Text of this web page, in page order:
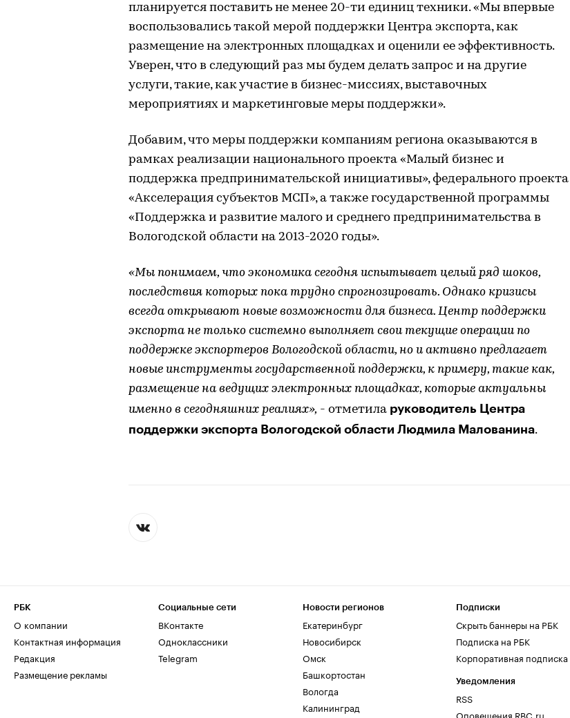
планируется поставить не менее 20-ти единиц техники. «Мы впервые
воспользовались такой мерой поддержки Центра экспорта, как
размещение на электронных площадках и оценили ее эффективность.
Уверен, что в следующий раз мы будем делать запрос и на другие
услуги, такие, как участие в бизнес-миссиях, выставочных
мероприятиях и маркетинговые меры поддержки».
Добавим, что меры поддержки компаниям региона оказываются в
рамках реализации национального проекта «Малый бизнес и
поддержка предпринимательской инициативы», федерального проекта
«Акселерация субъектов МСП», а также государственной программы
«Поддержка и развитие малого и среднего предпринимательства в
Вологодской области на 2013-2020 годы».
«Мы понимаем, что экономика сегодня испытывает целый ряд шоков,
последствия которых пока трудно спрогнозировать. Однако кризисы
всегда открывают новые возможности для бизнеса. Центр поддержки
экспорта не только системно выполняет свои текущие операции по
поддержке экспортеров Вологодской области, но и активно предлагает
новые инструменты государственной поддержки, к примеру, такие как,
размещение на ведущих электронных площадках, которые актуальны
именно в сегодняшних реалиях», - отметила руководитель Центра
поддержки экспорта Вологодской области Людмила Малованина.
РБК
О компании
Контактная информация
Редакция
Размещение рекламы
Социальные сети
ВКонтакте
Одноклассники
Telegram
Новости регионов
Екатеринбург
Новосибирск
Омск
Башкортостан
Вологда
Калининград
Подписки
Скрыть баннеры на РБК
Подписка на РБК
Корпоративная подписка
Уведомления
RSS
Оповещения RBC.ru